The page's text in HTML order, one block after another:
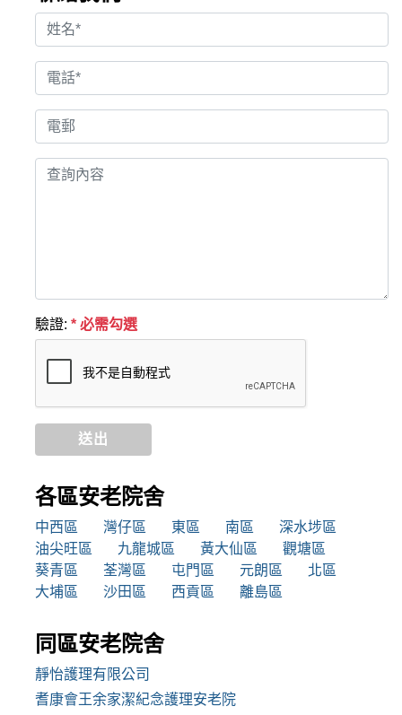
驗證: * 必需勾選
送出
各區安老院舍
中西區 灣仔區 東區 南區
深水埗區
油尖旺區
九龍城區 黃大仙區
觀塘區
葵青區
荃灣區 屯門區 元朗區
北區
大埔區
沙田區 西貢區 離島區
同區安老院舍
靜怡護理有限公司
耆康會王余家潔紀念護理安老院